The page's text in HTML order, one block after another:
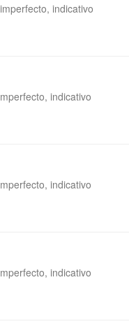
indicativo
indicativo
indicativo
indicativo